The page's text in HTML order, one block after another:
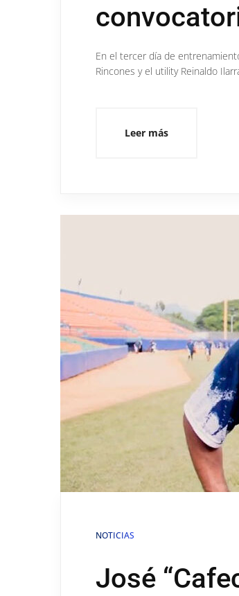
En el tercer día de
Rincones y el utility Reinaldo
Leer más
NOTICIAS
José